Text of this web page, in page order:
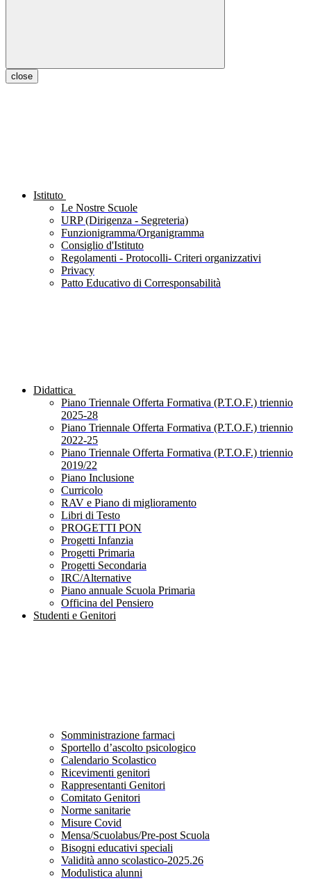
close
Istituto
Le Nostre Scuole
URP (Dirigenza - Segreteria)
Funzionigramma/Organigramma
Consiglio d'Istituto
Regolamenti - Protocolli- Criteri organizzativi
Privacy
Patto Educativo di Corresponsabilità
Didattica
Piano Triennale Offerta Formativa (P.T.O.F.) triennio
2025-28
Piano Triennale Offerta Formativa (P.T.O.F.) triennio
2022-25
Piano Triennale Offerta Formativa (P.T.O.F.) triennio
2019/22
Piano Inclusione
Curricolo
RAV e Piano di miglioramento
Libri di Testo
PROGETTI PON
Progetti Infanzia
Progetti Primaria
Progetti Secondaria
IRC/Alternative
Piano annuale Scuola Primaria
Officina del Pensiero
Studenti e Genitori
Somministrazione farmaci
Sportello d’ascolto psicologico
Calendario Scolastico
Ricevimenti genitori
Rappresentanti Genitori
Comitato Genitori
Norme sanitarie
Misure Covid
Mensa/Scuolabus/Pre-post Scuola
Bisogni educativi speciali
Validità anno scolastico-2025.26
Modulistica alunni